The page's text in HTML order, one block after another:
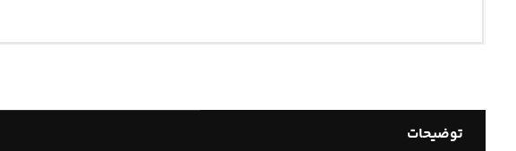
توضیحات